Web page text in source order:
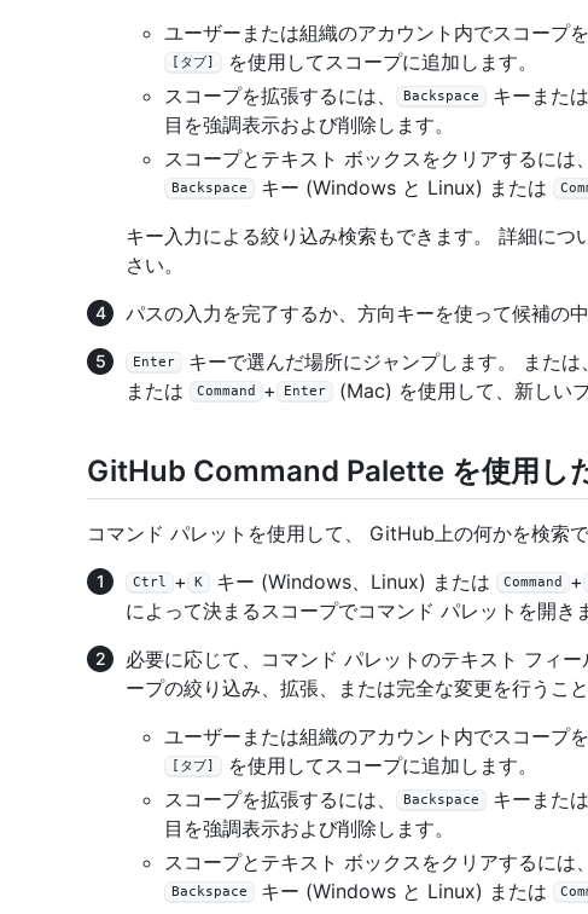
ユーザーまたは組織のアカウント内でスコープ
[タブ]
を使用してスコープに追加します。
スコープを拡張するには、
Backspace キーまたは
目を強調表示および削除します。
スコープとテキスト ボックスをクリアするには、
Backspace キー (Windows と Linux) または
キー入力による絞り込み検索もできます。 詳細につ
さい。
パスの入力を完了するか、方向キーを使って候補の
Enter キーで選んだ場所にジャンプします。 または、
または
Command + Enter (Mac) を使用して、新しい
GitHub Command Palette を使用し
コマンド パレットを使用して、 GitHub上の何かを検索で
Ctrl + K キー (Windows、Linux) または Command +
によって決まるスコープでコマンド パレットを開き
必要に応じて、コマンド パレットのテキスト フィ
ープの絞り込み、拡張、または完全な変更を行うこと
ユーザーまたは組織のアカウント内でスコープ
[タブ]
を使用してスコープに追加します。
スコープを拡張するには、
Backspace キーまたは
目を強調表示および削除します。
スコープとテキスト ボックスをクリアするには、
Backspace キー (Windows と Linux) または